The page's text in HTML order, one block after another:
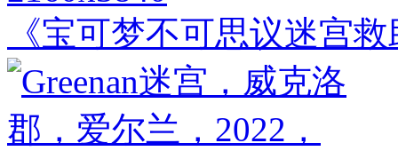
《宝可梦不可思议迷宫